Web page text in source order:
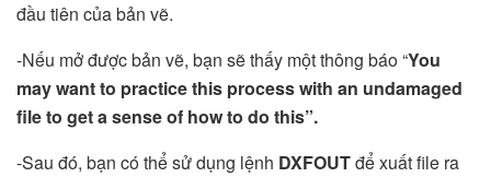
đầu tiên của bản vẽ.
-Nếu mở được bản vẽ, bạn sẽ thấy một thông báo “You
may want to practice this process with an undamaged
file to get a sense of how to do this”.
-Sau đó, bạn có thể sử dụng lệnh DXFOUTđể xuất file ra